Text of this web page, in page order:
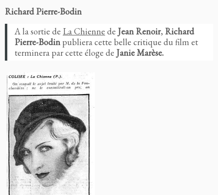
Richard Pierre-Bodin
A la sortie de La Chienne de Jean Renoir, Richard
Pierre-Bodin publiera cette belle critique du film et
terminera par cette éloge de Janie Marèse.